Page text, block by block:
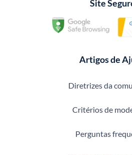
Site
Artigos de
Diretrizes da
Critérios de
Perguntas